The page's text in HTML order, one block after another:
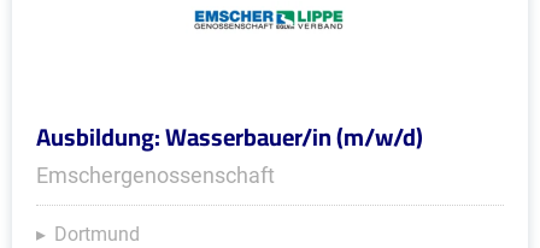
Ausbildung: Wasserbauer/in (m/w/d)
Emschergenossenschaft
Dortmund